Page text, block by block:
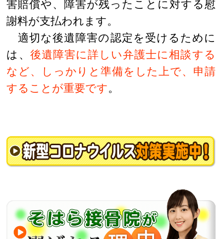
害賠償や、障害が残ったことに対する慰
謝料が支払われます。
適切な後遺障害の認定を受けるために
は、 後遺障害に詳しい弁護士に相談する
など、しっかりと準備をした上で、申請
することが重要です。